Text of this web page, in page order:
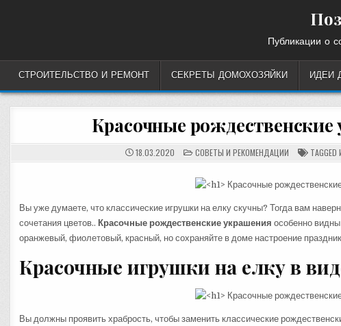
Публикации о
СТРОИТЕЛЬСТВО И РЕМОНТ СЕКРЕТЫ ДОМОХОЗЯЙКИ ИДЕИ
Красочные
18.03.2020 POSTED
IN
СОВЕТЫ И РЕКОМЕНДАЦИИ TAGGED
Вы уже думаете, что классические игрушки на елку скучны? Тогда вам
сочетания цветов.. Красочные рождественские украшения особенно
оранжевый, фиолетовый, красный, но сохраняйте в доме настроение
Красочные игрушки на елку в
Вы должны проявить храбрость, чтобы заменить классические